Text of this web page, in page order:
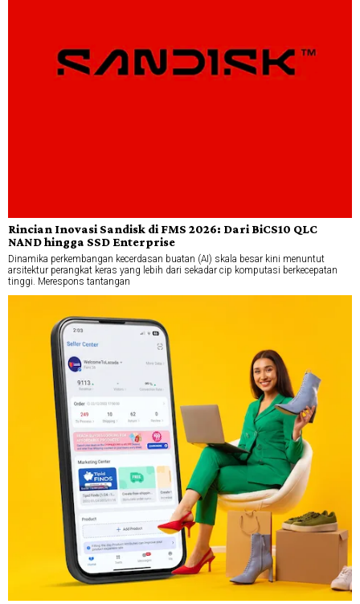
Rincian Inovasi Sandisk di FMS 2026: Dari BiCS10 QLC
NAND hingga SSD Enterprise
Dinamika perkembangan kecerdasan buatan (AI) skala besar kini menuntut
arsitektur perangkat keras yang lebih dari sekadar cip komputasi berkecepatan
tinggi. Merespons tantangan